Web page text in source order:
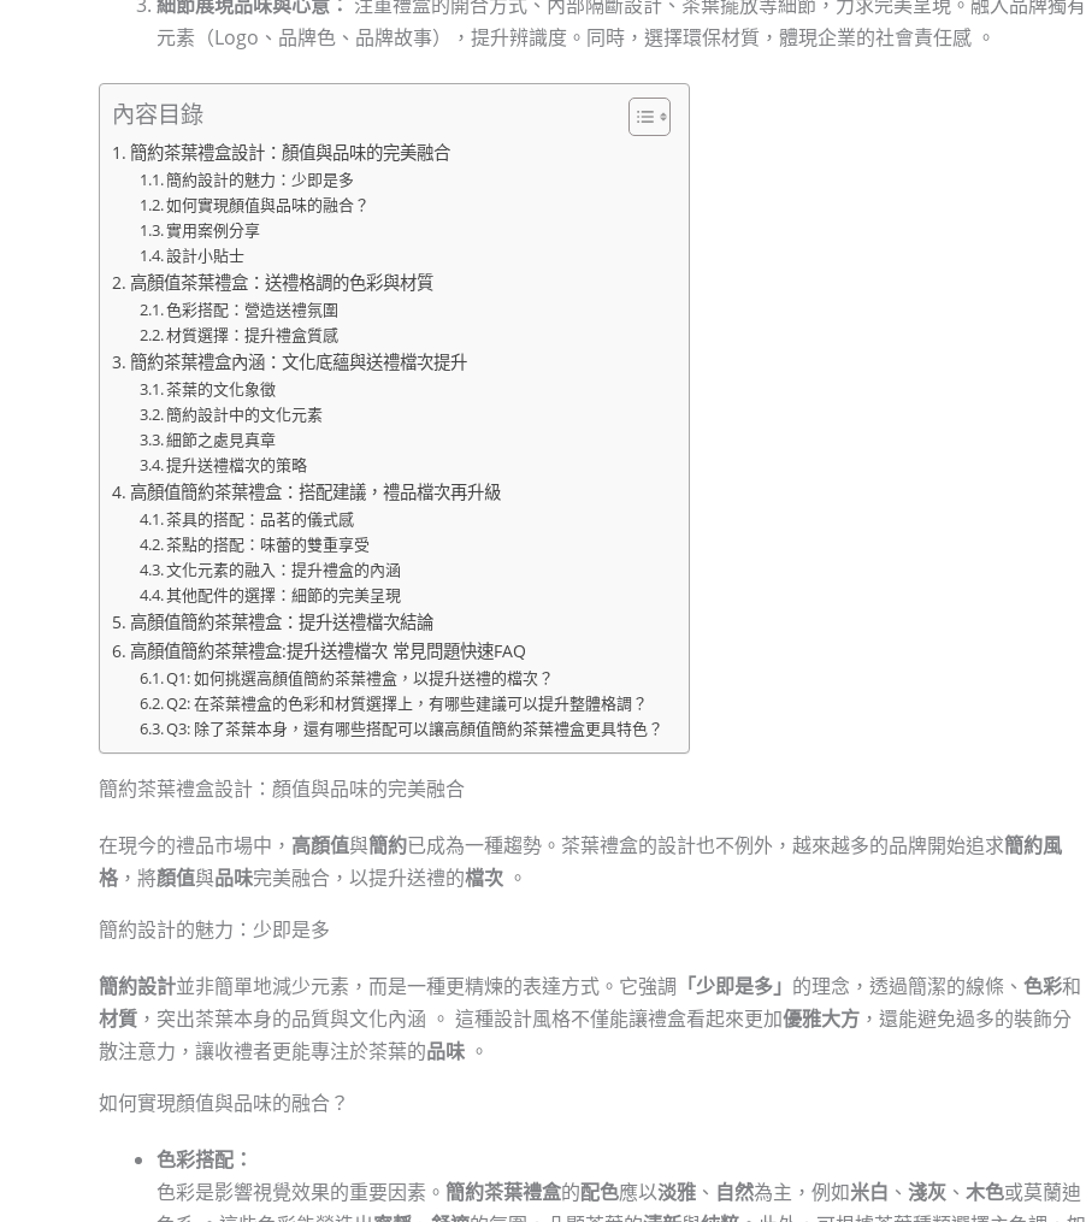
元素（Logo、品牌色、品牌故事），提升辨識度。同時，選擇環保材質，體現企業的社會責任感 。
內容目錄
簡約茶葉禮盒設計：顏值與品味的完美融合
簡約設計的魅力：少即是多
如何實現顏值與品味的融合？
實用案例分享
設計小貼士
高顏值茶葉禮盒：送禮格調的色彩與材質
色彩搭配：營造送禮氛圍
材質選擇：提升禮盒質感
簡約茶葉禮盒內涵：文化底蘊與送禮檔次提升
茶葉的文化象徵
簡約設計中的文化元素
細節之處見真章
提升送禮檔次的策略
高顏值簡約茶葉禮盒：搭配建議，禮品檔次再升級
茶具的搭配：品茗的儀式感
茶點的搭配：味蕾的雙重享受
文化元素的融入：提升禮盒的內涵
其他配件的選擇：細節的完美呈現
高顏值簡約茶葉禮盒：提升送禮檔次結論
高顏值簡約茶葉禮盒:提升送禮檔次 常見問題快速FAQ
Q1: 如何挑選高顏值簡約茶葉禮盒，以提升送禮的檔次？
Q2: 在茶葉禮盒的色彩和材質選擇上，有哪些建議可以提升整體格調？
Q3: 除了茶葉本身，還有哪些搭配可以讓高顏值簡約茶葉禮盒更具特色？
簡約茶葉禮盒設計：顏值與品味的完美融合
在現今的禮品市場中， 高顏值與簡約已成為一種趨勢。茶葉禮盒的設計也不例外，越來越多的品牌開始追求簡約風
格 ，將顏值與品味完美融合，以提升送禮的檔次 。
簡約設計的魅力：少即是多
簡約設計並非簡單地減少元素，而是一種更精煉的表達方式。它強調 「少即是多」 的理念，透過簡潔的線條、 色彩和
材質 ，突出茶葉本身的品質與文化內涵 。 這種設計風格不僅能讓禮盒看起來更加優雅大方 ，還能避免過多的裝飾分
散注意力，讓收禮者更能專注於茶葉的品味 。
如何實現顏值與品味的融合？
色彩搭配：
色彩是影響視覺效果的重要因素。 簡約茶葉禮盒的配色應以淡雅 、 自然為主，例如米白 、 淺灰 、 木色或莫蘭迪